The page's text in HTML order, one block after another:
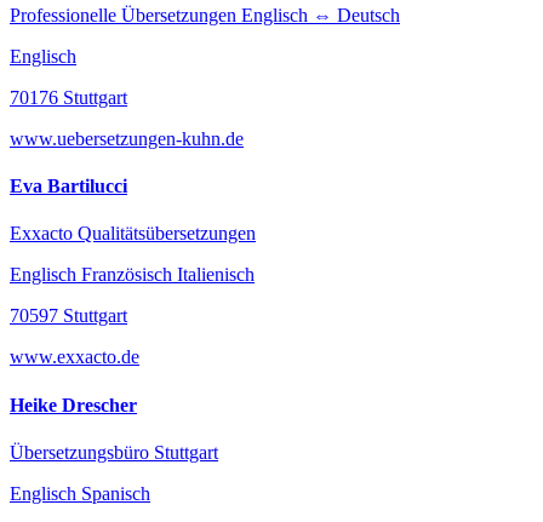
Professionelle Übersetzungen Englisch ⇔ Deutsch
Englisch
70176 Stuttgart
www.uebersetzungen-kuhn.de
Eva Bartilucci
Exxacto Qualitätsübersetzungen
Englisch Französisch Italienisch
70597 Stuttgart
www.exxacto.de
Heike Drescher
Übersetzungsbüro Stuttgart
Englisch Spanisch